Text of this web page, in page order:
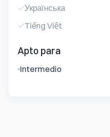
Українська
Tiếng Việt
Apto para
Intermedio